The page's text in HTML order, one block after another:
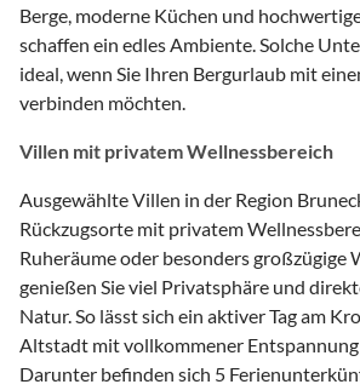
Berge, moderne Küchen und
schaffen ein edles Ambiente. Solche
ideal, wenn Sie Ihren Bergurlaub mit
verbinden möchten.
Villen mit privatem Wellnessbereich
Ausgewählte Villen in der Region
Rückzugsorte mit privatem
Ruheräume oder besonders großzügige
genießen Sie viel Privatsphäre und
Natur. So lässt sich ein aktiver Tag am
Altstadt mit vollkommener
Darunter befinden sich 5